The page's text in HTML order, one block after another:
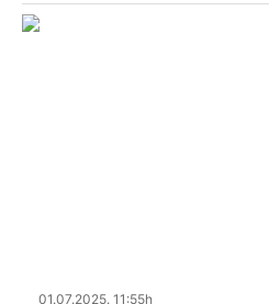
01.07.2025. 11:55h